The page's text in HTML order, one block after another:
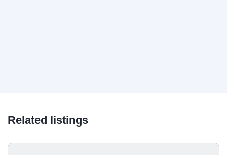
Related listings